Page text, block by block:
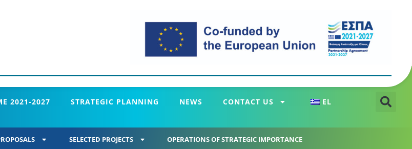
2021-2027 STRATEGIC PLANNING NEWS CONTACT US EL
SELECTED PROJECTS OPERATIONS OF STRATEGIC IMPORTANCE